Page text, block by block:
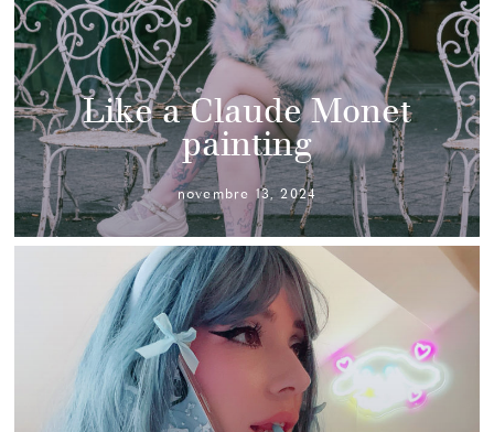
Like a Claude Monet
painting
novembre 13, 2024